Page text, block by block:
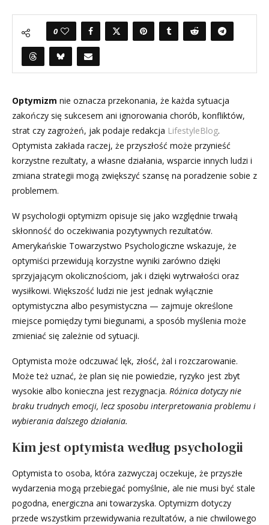
0
Optymizm nie oznacza przekonania, że każda sytuacja
zakończy się sukcesem ani ignorowania chorób, konfliktów,
strat czy zagrożeń, jak podaje redakcja LifestyleBlog.
Optymista zakłada raczej, że przyszłość może przynieść
korzystne rezultaty, a własne działania, wsparcie innych ludzi i
zmiana strategii mogą zwiększyć szansę na poradzenie sobie z
problemem.
W psychologii optymizm opisuje się jako względnie trwałą
skłonność do oczekiwania pozytywnych rezultatów.
Amerykańskie Towarzystwo Psychologiczne wskazuje, że
optymiści przewidują korzystne wyniki zarówno dzięki
sprzyjającym okolicznościom, jak i dzięki wytrwałości oraz
wysiłkowi. Większość ludzi nie jest jednak wyłącznie
optymistyczna albo pesymistyczna — zajmuje określone
miejsce pomiędzy tymi biegunami, a sposób myślenia może
zmieniać się zależnie od sytuacji.
Optymista może odczuwać lęk, złość, żal i rozczarowanie.
Może też uznać, że plan się nie powiedzie, ryzyko jest zbyt
wysokie albo konieczna jest rezygnacja. Różnica dotyczy nie
braku trudnych emocji, lecz sposobu interpretowania problemu i
wybierania dalszego działania.
Kim jest optymista według psychologii
Optymista to osoba, która zazwyczaj oczekuje, że przyszłe
wydarzenia mogą przebiegać pomyślnie, ale nie musi być stale
pogodna, energiczna ani towarzyska. Optymizm dotyczy
przede wszystkim przewidywania rezultatów, a nie chwilowego